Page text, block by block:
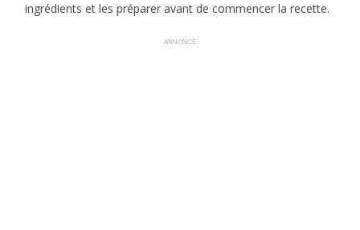
ingrédients et les préparer avant de commencer la recette.
ANNONCE